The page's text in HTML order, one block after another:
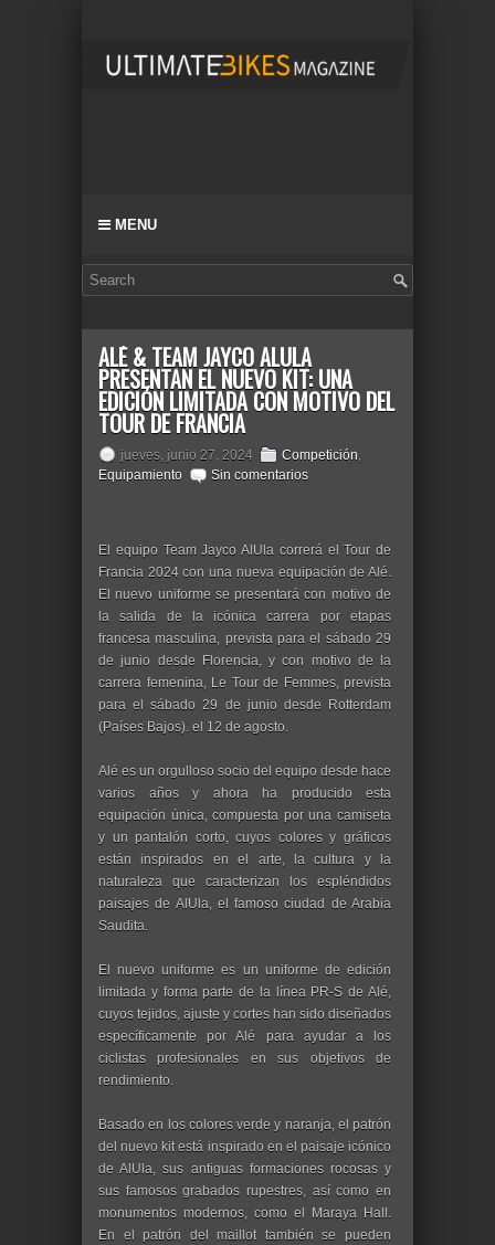
MENU
ALÉ & TEAM JAYCO ALULA
PRESENTAN EL NUEVO KIT: UNA
EDICIÓN LIMITADA CON MOTIVO DEL
TOUR DE FRANCIA
jueves, junio 27, 2024 Competición,
Equipamiento
Sin comentarios
El equipo Team Jayco AlUla correrá el Tour de
Francia 2024 con una nueva equipación de Alé.
El nuevo uniforme se presentará con motivo de
la salida de la icónica carrera por etapas
francesa masculina, prevista para el sábado 29
de junio desde Florencia, y con motivo de la
carrera femenina, Le Tour de Femmes, prevista
para el sábado 29 de junio desde Rotterdam
(Países Bajos). el 12 de agosto.
Alé es un orgulloso socio del equipo desde hace
varios años y ahora ha producido esta
equipación única, compuesta por una camiseta
y un pantalón corto, cuyos colores y gráficos
están inspirados en el arte, la cultura y la
naturaleza que caracterizan los espléndidos
paisajes de AlUla, el famoso ciudad de Arabia
Saudita.
El nuevo uniforme es un uniforme de edición
limitada y forma parte de la línea PR-S de Alé,
cuyos tejidos, ajuste y cortes han sido diseñados
específicamente por Alé para ayudar a los
ciclistas profesionales en sus objetivos de
rendimiento.
Basado en los colores verde y naranja, el patrón
del nuevo kit está inspirado en el paisaje icónico
de AlUla, sus antiguas formaciones rocosas y
sus famosos grabados rupestres, así como en
monumentos modernos, como el Maraya Hall.
En el patrón del maillot también se pueden